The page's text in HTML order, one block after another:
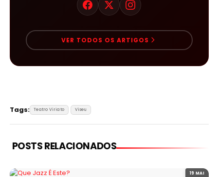
VER TODOS OS ARTIGOS
Tags: Teatro Viriato Viseu
POSTS RELACIONADOS
19 MAI